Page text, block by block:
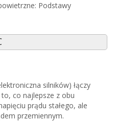
Podstawy
silników) łączy
co najlepsze z obu
prądu stałego, ale
przemiennym.